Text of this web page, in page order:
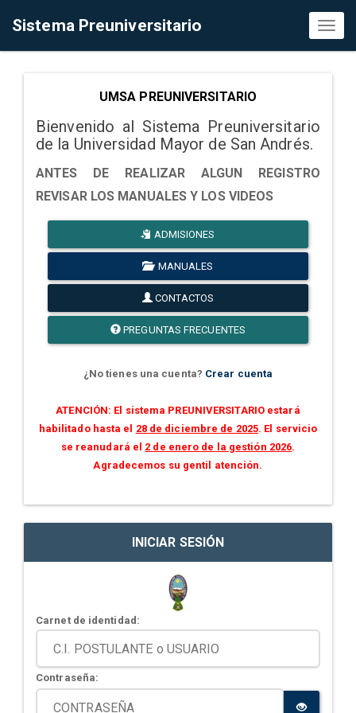
Sistema Preuniversitario
UMSA PREUNIVERSITARIO
Bienvenido al Sistema Preuniversitario
de la Universidad Mayor de San Andrés.
ANTES DE REALIZAR ALGUN REGISTRO
REVISAR LOS MANUALES Y LOS VIDEOS
ADMISIONES
MANUALES
CONTACTOS
PREGUNTAS FRECUENTES
¿No tienes una cuenta? Crear cuenta
ATENCIÓN: El sistema PREUNIVERSITARIO estará
habilitado hasta el 28 de diciembre de 2025. El servicio
se reanudará el 2 de enero de la gestión 2026.
Agradecemos su gentil atención.
INICIAR SESIÓN
Carnet de identidad:
Contraseña: